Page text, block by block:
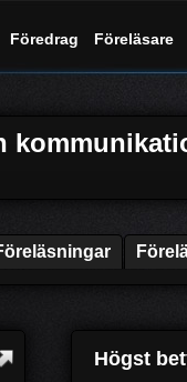
Föredrag Föreläsare
Högst